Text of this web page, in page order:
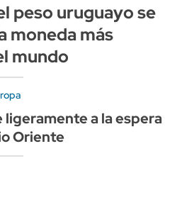
peso uruguayo se
moneda más
mundo
ligeramente a la espera
Oriente